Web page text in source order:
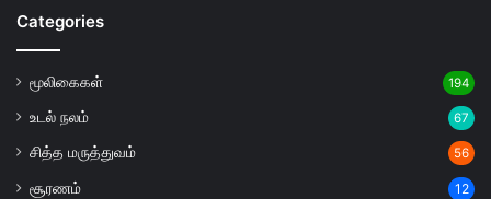
Categories
மூலிகைகள் 194
உடல் நலம் 67
சித்த மருத்துவம் 56
சூரணம் 12